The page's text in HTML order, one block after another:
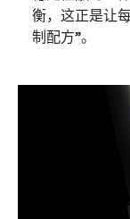
衡，这正是让
制配方”。